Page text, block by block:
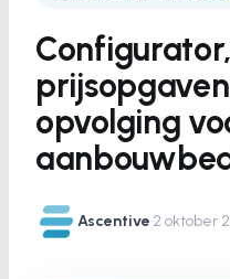
opvolging
Ascentive·2 oktober